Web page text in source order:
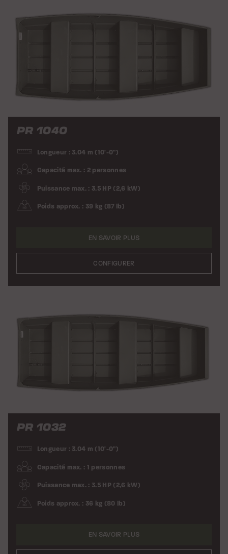
PR 1040
Longueur : 3.04 m (10'-0")
Capacité max. : 2 personnes
Puissance max. : 3.5 HP (2,6 kW)
Poids approx. : 39 kg (87 lb)
EN SAVOIR PLUS
CONFIGURER
PR 1032
Longueur : 3.04 m (10'-0")
Capacité max. : 1 personnes
Puissance max. : 3.5 HP (2,6 kW)
Poids approx. : 36 kg (80 lb)
EN SAVOIR PLUS